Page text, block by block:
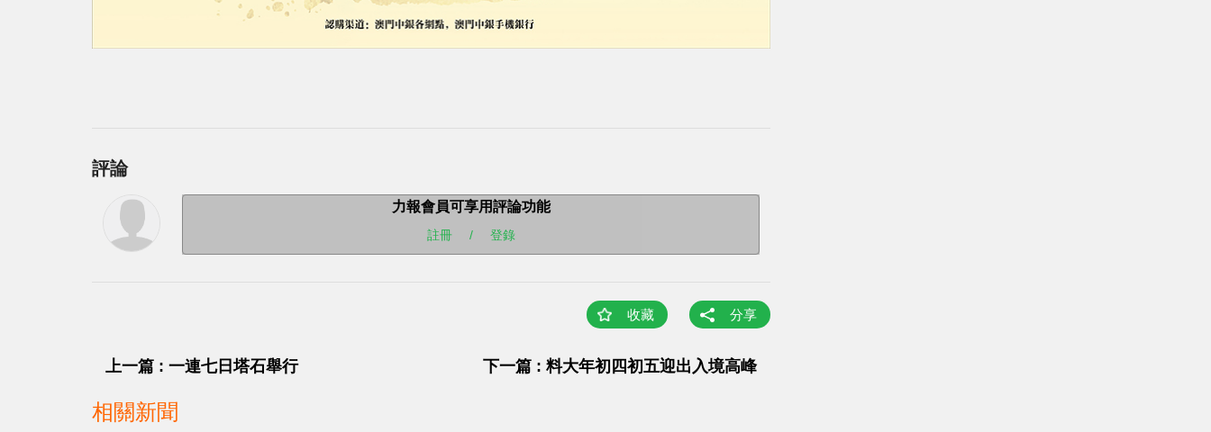
評論
力報會員可享用評論功能
註冊 / 登錄
收藏 分享
上一篇 : 一連七日塔石舉行 下一篇 : 料大年初四初五迎出入境高峰
相關新聞